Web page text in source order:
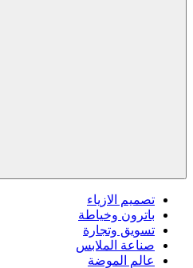
تصميم الازياء
باترون وخياطة
تسويق وتجارة
صناعة الملابس
عالم الموضة